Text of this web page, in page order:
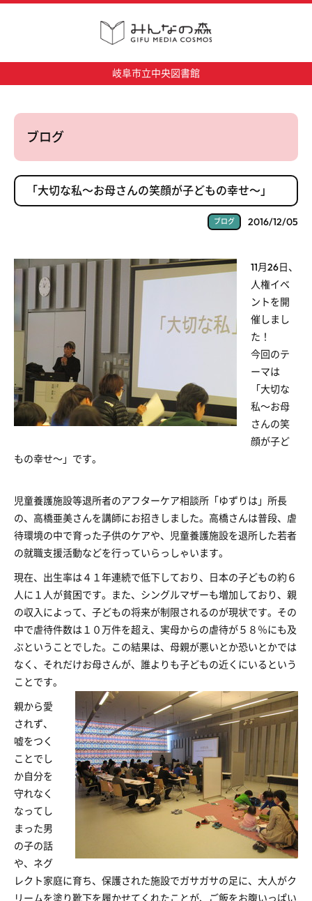
岐阜市立中央図書館
ブログ
「大切な私～お母さんの笑顔が子どもの幸せ～」
ブログ 2016/12/05
11月26日、
人権イベ
ントを開
催しまし
た！
今回のテ
ーマは
「大切な
私～お母
さんの笑
顔が子ど
もの幸せ～」です。
児童養護施設等退所者のアフターケア相談所「ゆずりは」所長
の、高橋亜美さんを講師にお招きしました。高橋さんは普段、虐
待環境の中で育った子供のケアや、児童養護施設を退所した若者
の就職支援活動などを行っていらっしゃいます。
現在、出生率は４１年連続で低下しており、日本の子どもの約６
人に１人が貧困です。また、シングルマザーも増加しており、親
の収入によって、子どもの将来が制限されるのが現状です。その
中で虐待件数は１０万件を超え、実母からの虐待が５８％にも及
ぶということでした。この結果は、母親が悪いとか恐いとかでは
なく、それだけお母さんが、誰よりも子どもの近くにいるという
ことです。
親から愛
されず、
嘘をつく
ことでし
か自分を
守れなく
なってし
まった男
の子の話
や、ネグ
レクト家庭に育ち、保護された施設でガサガサの足に、大人がク
リームを塗り靴下を履かせてくれたことが、ご飯をお腹いっぱい